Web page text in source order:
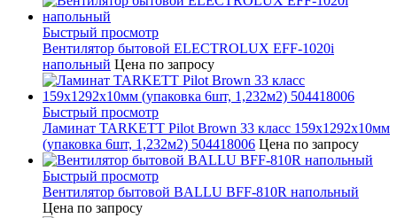
Быстрый просмотр
Вентилятор бытовой ELECTROLUX EFF-1020i
напольный Цена по запросу
Быстрый просмотр
Ламинат TARKETT Pilot Brown 33 класс 159х1292х10мм
(упаковка 6шт, 1,232м2) 504418006 Цена по запросу
Быстрый просмотр
Вентилятор бытовой BALLU BFF-810R напольный
Цена по запросу